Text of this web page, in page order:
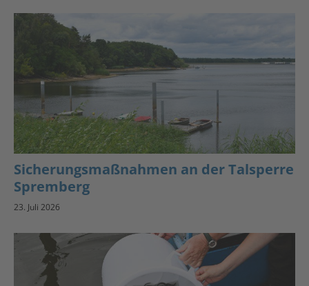
Sicherungsmaßnahmen an der Talsperre
Spremberg
23. Juli 2026